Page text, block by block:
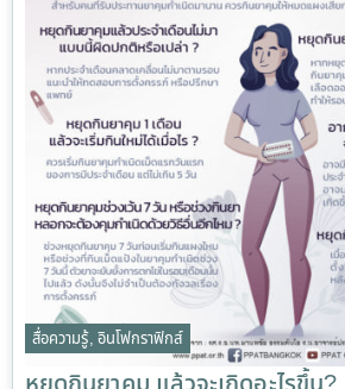
สื่อความรู้, อินโฟกราฟิกส์